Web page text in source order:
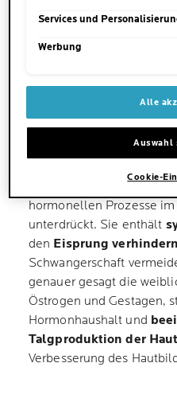
Immer mehr Frauen
Pille. Während im Jahr
junge Frau bis zu einem
einmal mehr jede dritte.1
Antibabypille hat
den Hormonhaushalt.
hormonellen Prozesse im
unterdrückt. Sie enthält
den Eisprung verhindern
Schwangerschaft
genauer gesagt die
Östrogen und Gestagen,
Hormonhaushalt und
Talgproduktion der
Verbesserung des
Services und
Werbung
Alle
Auswahl
Cookie-